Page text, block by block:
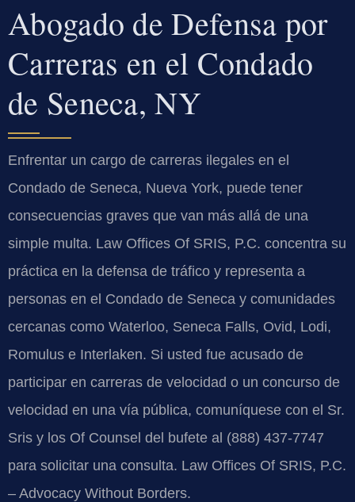
Abogado de Defensa por
Carreras en el Condado
de Seneca, NY
Enfrentar un cargo de carreras ilegales en el
Condado de Seneca, Nueva York, puede tener
consecuencias graves que van más allá de una
simple multa. Law Offices Of SRIS, P.C. concentra su
práctica en la defensa de tráfico y representa a
personas en el Condado de Seneca y comunidades
cercanas como Waterloo, Seneca Falls, Ovid, Lodi,
Romulus e Interlaken. Si usted fue acusado de
participar en carreras de velocidad o un concurso de
velocidad en una vía pública, comuníquese con el Sr.
Sris y los Of Counsel del bufete al (888) 437-7747
para solicitar una consulta. Law Offices Of SRIS, P.C.
– Advocacy Without Borders.